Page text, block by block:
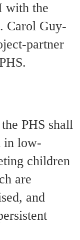
with the
Carol Guy-
partner
PHS shall
in low-
children
are
and